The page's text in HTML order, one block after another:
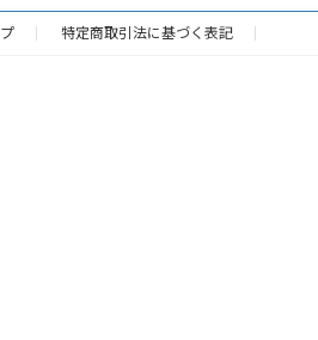
特定商取引法に基づく表記